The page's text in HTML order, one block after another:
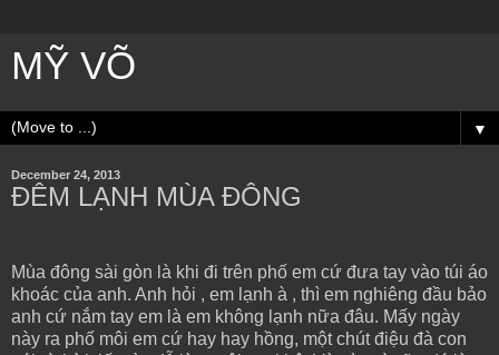
MỸ VÕ
▼
December 24, 2013
ĐÊM LẠNH MÙA ĐÔNG
Mùa đông sài gòn là khi đi trên phố em cứ đưa tay vào túi áo
khoác của anh. Anh hỏi , em lạnh à , thì em nghiêng đầu bảo
anh cứ nắm tay em là em không lạnh nữa đâu. Mấy ngày
này ra phố môi em cứ hay hay hồng, một chút điệu đà con